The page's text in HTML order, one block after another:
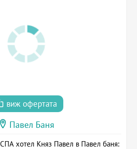
виж офертата
Павел Баня
хотел Княз Павел в Павел баня: